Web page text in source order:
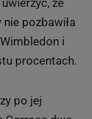
Murraya,
Williams,
Open, a na